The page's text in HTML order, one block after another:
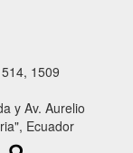
1509
y Av. Aurelio
Ecuador